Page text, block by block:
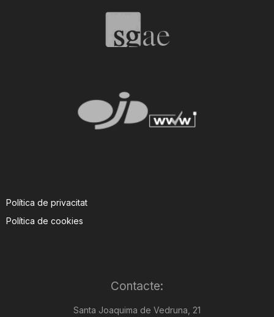
Política de privacitat
Política de cookies
Contacte:
Santa Joaquima de Vedruna, 21